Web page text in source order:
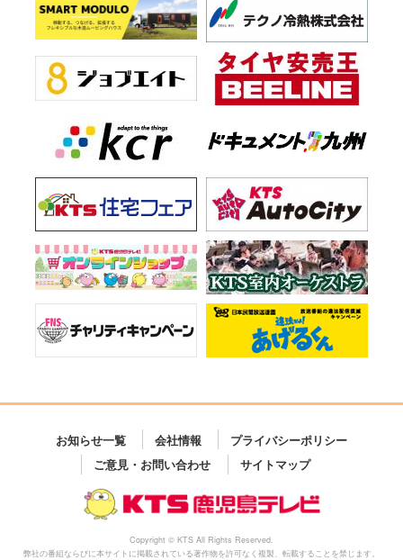
お知らせ一覧 会社情報
プライバシーポリシー
ご意見・お問い合わせ
サイトマップ
Copyright © KTS All Rights Reserved.
弊社の番組ならびに本サイトに掲載されている著作物を許可なく複製、転載することを禁じます。